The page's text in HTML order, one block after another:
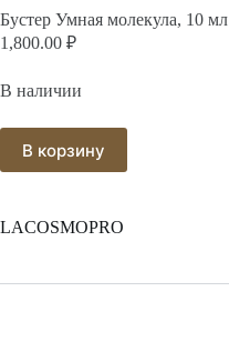
Бустер Умная молекула, 10 мл
1,800.00 ₽
В наличии
В корзину
LACOSMOPRO